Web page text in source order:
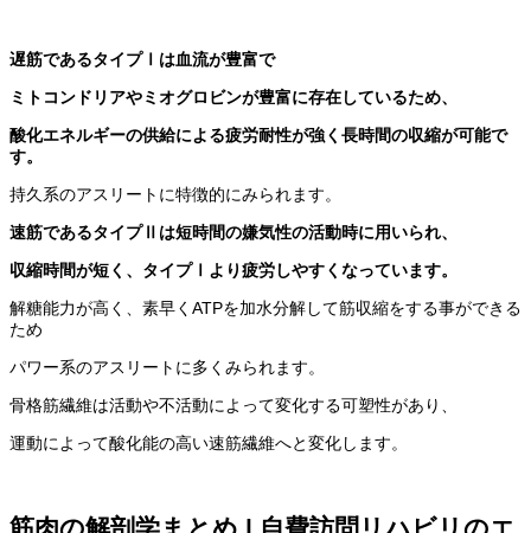
遅筋であるタイプⅠは血流が豊富で
ミトコンドリアやミオグロビンが豊富に存在しているため、
酸化エネルギーの供給による疲労耐性が強く長時間の収縮が可能で
す。
持久系のアスリートに特徴的にみられます。
速筋であるタイプⅡは短時間の嫌気性の活動時に用いられ、
収縮時間が短く、タイプⅠより疲労しやすくなっています。
解糖能力が高く、素早くATPを加水分解して筋収縮をする事ができる
ため
パワー系のアスリートに多くみられます。
骨格筋繊維は活動や不活動によって変化する可塑性があり、
運動によって酸化能の高い速筋繊維へと変化します。
筋肉の解剖学まとめ | 自費訪問リハビリのエ